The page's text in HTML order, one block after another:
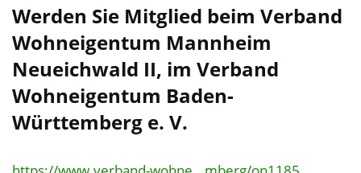
Werden Sie Mitglied beim Verband
Wohneigentum Mannheim
Neueichwald II, im Verband
Wohneigentum Baden-
Württemberg e. V.